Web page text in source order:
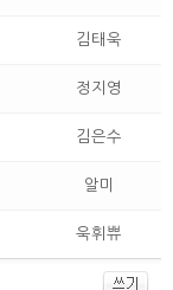
김태욱
정지영
김은수
알미
욱휘쀼